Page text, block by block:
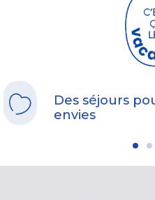
Des séjours
envies